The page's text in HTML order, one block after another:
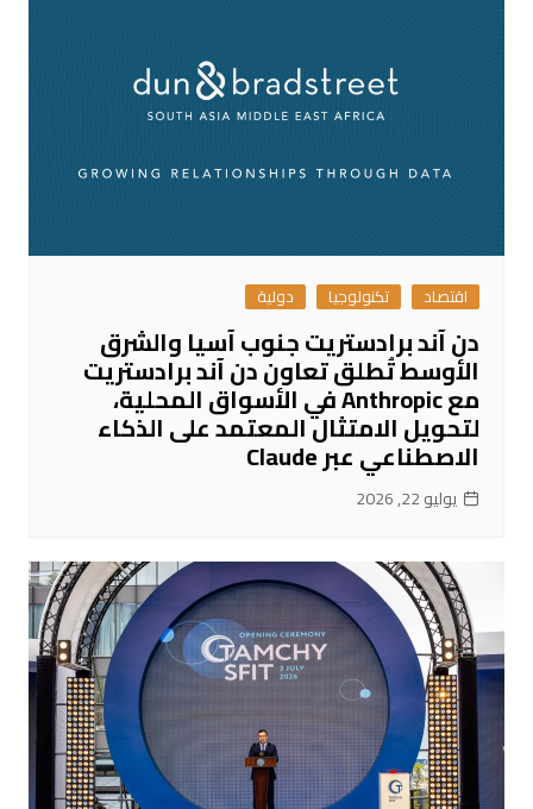
اقتصاد تكنولوجيا دولية
دن آند برادستريت جنوب آسيا والشرق
الأوسط تُطلق تعاون دن آند برادستريت
مع Anthropic في الأسواق المحلية،
لتحويل الامتثال المعتمد على الذكاء
الاصطناعي عبر Claude
يوليو 22, 2026